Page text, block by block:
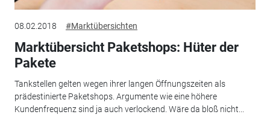
08.02.2018 #Marktübersichten
Marktübersicht Paketshops: Hüter der
Pakete
Tankstellen gelten wegen ihrer langen Öffnungszeiten als
prädestinierte Paketshops. Argumente wie eine höhere
Kundenfrequenz sind ja auch verlockend. Wäre da bloß nicht...